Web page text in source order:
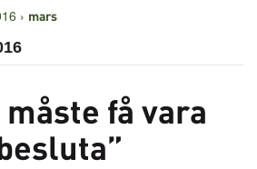
› mars
få vara